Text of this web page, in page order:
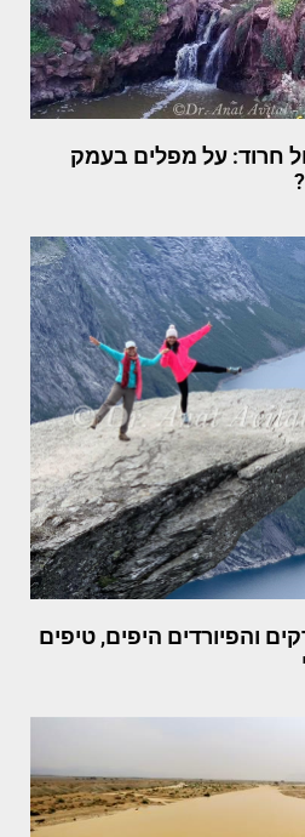
חרוד: על מפלים בעמק
10 הטרקים והפיורדים היפים, טיפים